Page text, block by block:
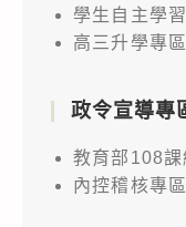
學生自主學
高三升學專區
政令宣導專
教育部108課
內控稽核專區